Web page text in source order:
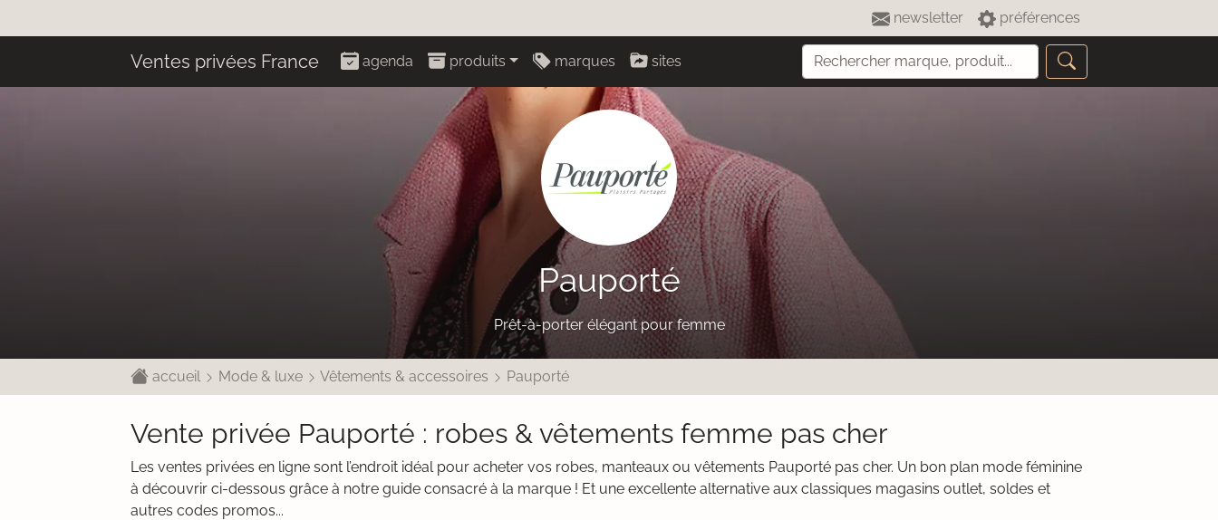
newsletter préférences
Ventes privées France agenda produits marques sites
Pauporté
Prêt-à-porter élégant pour femme
accueil Mode & luxe Vêtements & accessoires Pauporté
Vente privée Pauporté : robes & vêtements femme pas cher
Les ventes privées en ligne sont l’endroit idéal pour acheter vos robes, manteaux ou vêtements Pauporté pas cher. Un bon plan mode féminine
à découvrir ci-dessous grâce à notre guide consacré à la marque ! Et une excellente alternative aux classiques magasins outlet, soldes et
autres codes promos...